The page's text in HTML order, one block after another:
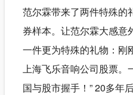
范尔霖带来了两件特殊的
券样本。让范尔霖大感意
一件更为特殊的礼物：
上海飞乐音响公司股票。
国与股市握手！” 20多年